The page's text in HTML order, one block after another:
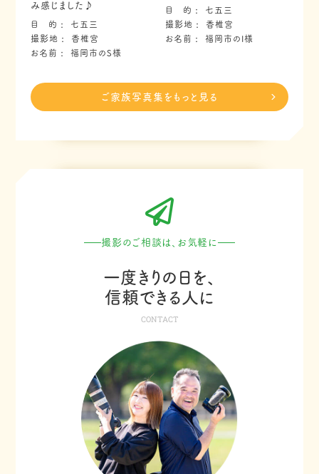
み感じました♪
目 的
七五三
撮影地
香椎宮
お名前
福岡市のS様
目 的
七五三
撮影地
香椎宮
お名前
福岡市のI様
ご家族写真集をもっと見る
撮影のご相談は、お気軽に
一度きりの日を、
信頼できる人に
CONTACT